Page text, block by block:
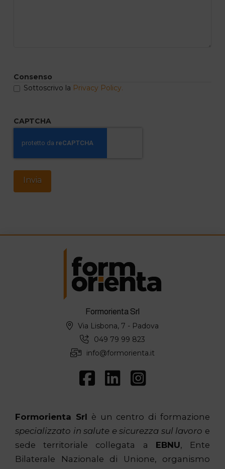
Consenso
Sottoscrivo la Privacy Policy.
CAPTCHA
Formorienta Srl
Via Lisbona, 7 - Padova
049 79 99 823
info@formorienta.it
Formorienta Srl è un centro di formazione
specializzato in salute e sicurezza sul lavoro e
sede territoriale collegata a EBNU, Ente
Bilaterale Nazionale di Unione, organismo